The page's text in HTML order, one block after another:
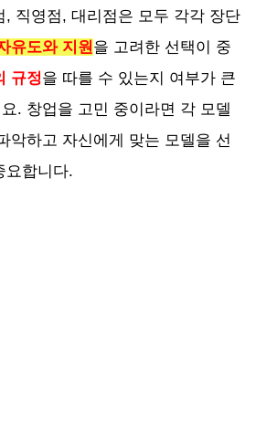
, 직영점, 대리점은 모두 각각 장단
유도와 지원을 고려한 선택이 중
규정을 따를 수 있는지 여부가 큰
. 창업을 고민 중이라면 각 모델
악하고 자신에게 맞는 모델을 선
요합니다.